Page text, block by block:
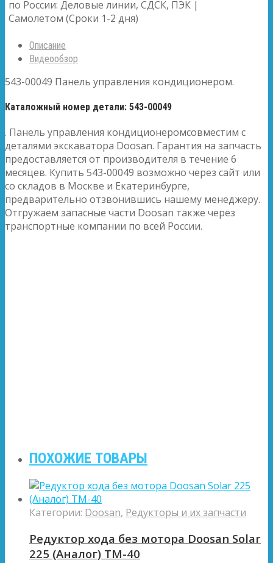
по России: Деловые линии, СДСК, ПЭК |
Самолетом (Сроки 1-2 дня)
Описание
Видеообзор
543-00049 Панель управления кондиционером.
Каталожный номер детали: 543-00049
. Панель управления кондиционеромсовместим с
деталями экскаватора Doosan. Гарантия на запчасть
предоставляется от производителя в течение 6
месяцев. Купить 543-00049 возможно через сайт или
со складов в Москве и Екатеринбурге,
предварительно отзвонившись нашему менеджеру.
Отгружаем запасные части Doosan также через
транспортные компании по всей России.
ПОХОЖИЕ ТОВАРЫ
Категории: Doosan, Редукторы и их запчасти
Редуктор хода без мотора Doosan Solar
225 (Аналог) ТМ-40